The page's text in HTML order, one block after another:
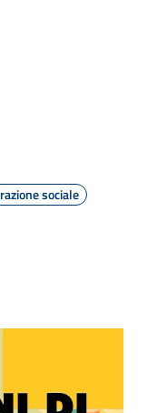
sociale